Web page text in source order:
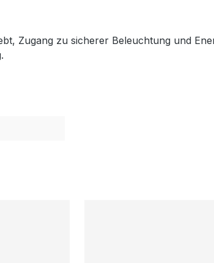
Zugang zu sicherer Beleuchtung und